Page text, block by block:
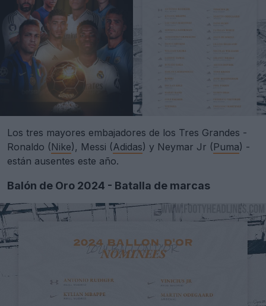
Los tres mayores embajadores de los Tres Grandes -
Ronaldo (Nike), Messi (Adidas) y Neymar Jr (Puma) -
están ausentes este año.
Balón de Oro 2024 - Batalla de marcas